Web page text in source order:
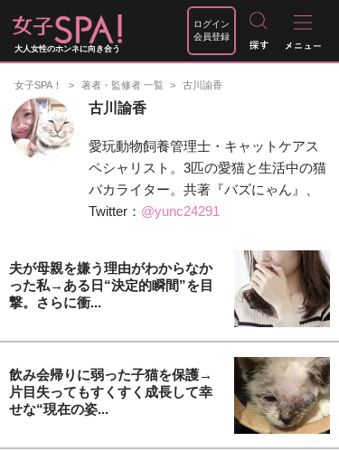
大人女性のホンネに向き合う
ログイン
会員登録
女子SPA！ 著者・監修者 一覧 古川諭香
古川諭香
愛玩動物飼養管理士・キャットケアス
ペシャリスト。3匹の愛猫と生活中の猫
バカライター。共著『バズにゃん』、
Twitter： @yunc24291
夫が母親を嫌う理由がわからなか
った私→ある日“決定的瞬間”を目
撃。さらに衝...
飲み会帰りに弱った子猫を保護→
片目失ってもすくすく成長して幸
せな“現在の姿...